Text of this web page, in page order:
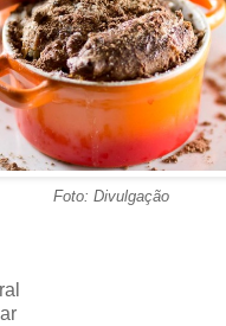
Foto: Divulgação